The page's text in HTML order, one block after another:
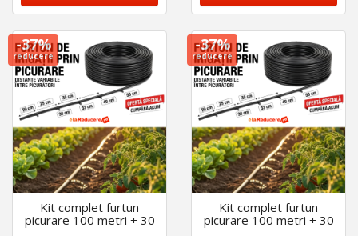
-37%
reducere
Kit complet furtun
picurare 100 metri + 30
-37%
reducere
Kit complet furtun
picurare 100 metri + 30